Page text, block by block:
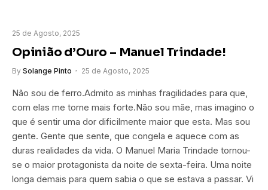
25 de Agosto, 2025
Opinião d’Ouro – Manuel Trindade!
By Solange Pinto 25 de Agosto, 2025
Não sou de ferro.Admito as minhas fragilidades para que,
com elas me torne mais forte.Não sou mãe, mas imagino o
que é sentir uma dor dificilmente maior que esta. Mas sou
gente. Gente que sente, que congela e aquece com as
duras realidades da vida. O Manuel Maria Trindade tornou-
se o maior protagonista da noite de sexta-feira. Uma noite
longa demais para quem sabia o que se estava a passar. Vi